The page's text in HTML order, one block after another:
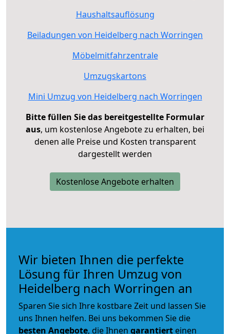
Haushaltsauflösung
Beiladungen von Heidelberg nach Worringen
Möbelmitfahrzentrale
Umzugskartons
Mini Umzug von Heidelberg nach Worringen
Bitte füllen Sie das bereitgestellte Formular
aus, um kostenlose Angebote zu erhalten, bei
denen alle Preise und Kosten transparent
dargestellt werden
Kostenlose Angebote erhalten
Wir bieten Ihnen die perfekte
Lösung für Ihren Umzug von
Heidelberg nach Worringen an
Sparen Sie sich Ihre kostbare Zeit und lassen Sie
uns Ihnen helfen. Bei uns bekommen Sie die
besten Angebote, die Ihnen garantiert einen